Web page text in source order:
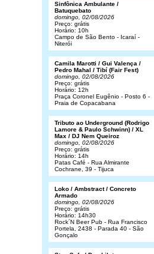
Sinfônica Ambulante /
Batuquebato
domingo, 02/08/2026
Preço: grátis
Horário: 10h
Campo de São Bento - Icaraí -
Niterói
Camila Marotti / Gui Valença /
Pedro Mahal / Tibí (Fair Fest)
domingo, 02/08/2026
Preço: grátis
Horário: 12h
Praça Coronel Eugênio - Posto 6 -
Praia de Copacabana
Tributo ao Underground (Rodrigo
Lamore & Paulo Schwinn) / XL
Max / DJ Nem Queiroz
domingo, 02/08/2026
Preço: grátis
Horário: 14h
Patas Café - Rua Almirante
Cochrane, 39 - Tijuca
Loko / Ambstract / Concreto
Armado
domingo, 02/08/2026
Preço: grátis
Horário: 14h30
Rock´N Beer Pub - Rua Francisco
Portela, 2438 - Parada 40 - São
Gonçalo